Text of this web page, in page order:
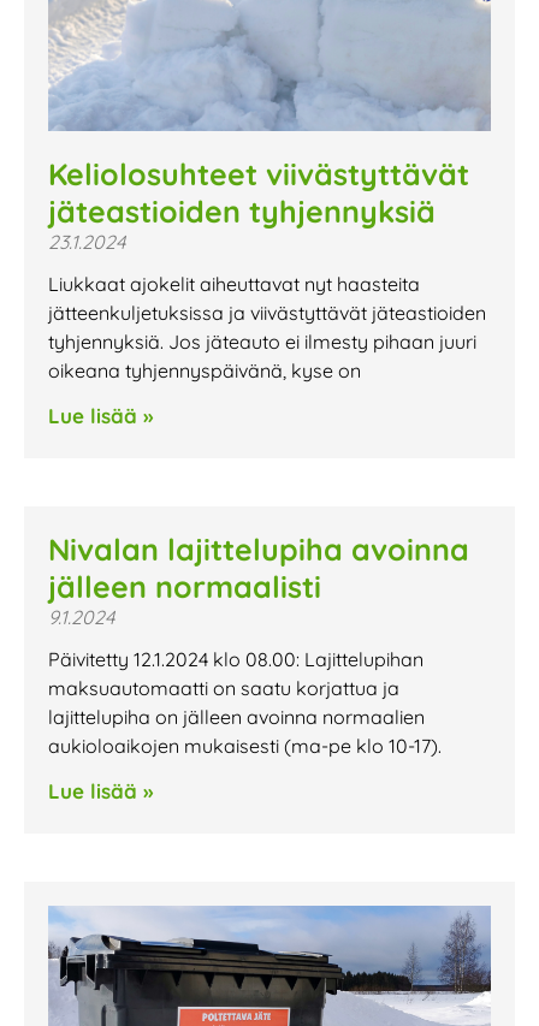
Keliolosuhteet viivästyttävät
jäteastioiden tyhjennyksiä
23.1.2024
Liukkaat ajokelit aiheuttavat nyt haasteita
jätteenkuljetuksissa ja viivästyttävät jäteastioiden
tyhjennyksiä. Jos jäteauto ei ilmesty pihaan juuri
oikeana tyhjennyspäivänä, kyse on
Lue lisää »
Nivalan lajittelupiha avoinna
jälleen normaalisti
9.1.2024
Päivitetty 12.1.2024 klo 08.00: Lajittelupihan
maksuautomaatti on saatu korjattua ja
lajittelupiha on jälleen avoinna normaalien
aukioloaikojen mukaisesti (ma-pe klo 10-17).
Lue lisää »